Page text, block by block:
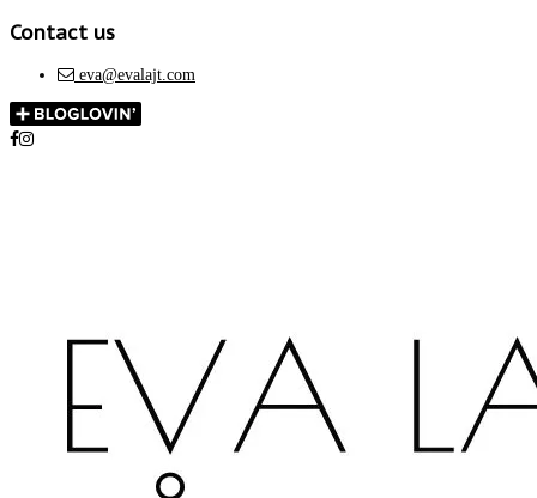
Contact us
eva@evalajt.com